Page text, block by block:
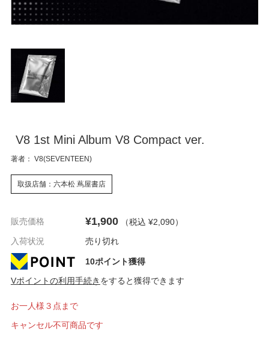
V8 1st Mini Album V8 Compact ver.
著者： V8(SEVENTEEN)
取扱店舗：六本松 蔦屋書店
販売価格 ¥1,900 （税込 ¥2,090）
入荷状況
売り切れ
10ポイント獲得
Vポイントの利用手続き をすると獲得できます
お一人様３点まで
キャンセル不可商品です